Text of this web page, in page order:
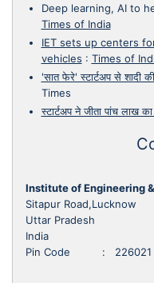
Deep learning, AI to
Times of India
IET sets up centers
vehicles : Times of
'सात फेरे' स्टार्टअप से शादी
Times
स्टार्टअप ने जीता पांच लाख
Institute of Engineering
Sitapur Road,Lucknow
Uttar Pradesh
India
Pin Code : 226021